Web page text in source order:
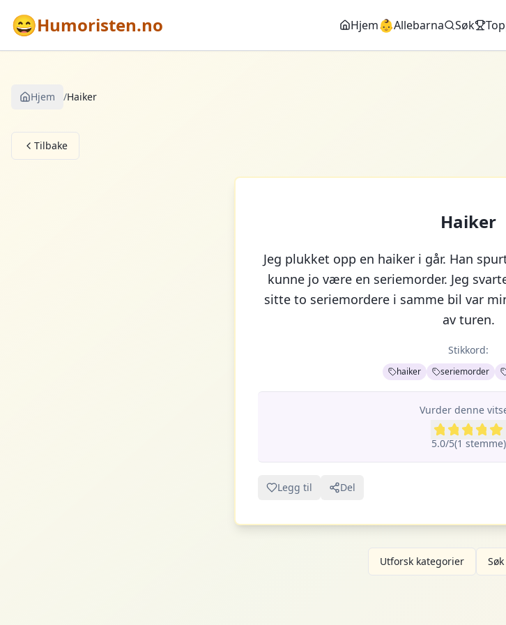
😄Humoristen.no Hjem👶Allebarna Søk
Hjem /Haiker
Tilbake
Haiker
Jeg plukket opp en haiker i går. Han
kunne jo være en seriemorder. Jeg
sitte to seriemordere i samme bil var
av turen.
Stikkord:
haiker seriemorder
Vurder denne
5.0/5(1 stemme)
Legg til Del
Utforsk kategorier